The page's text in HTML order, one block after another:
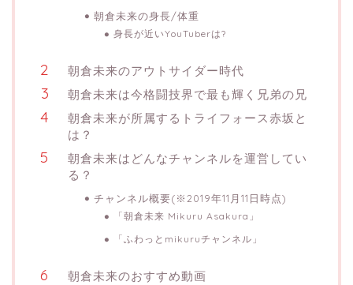
朝倉未来の身長/体重
身長が近いYouTuberは?
朝倉未来のアウトサイダー時代
朝倉未来は今格闘技界で最も輝く兄弟の兄
朝倉未来が所属するトライフォース赤坂と
は？
朝倉未来はどんなチャンネルを運営してい
る？
チャンネル概要(※2019年11月11日時点)
「朝倉未来 Mikuru Asakura」
「ふわっとmikuruチャンネル」
朝倉未来のおすすめ動画